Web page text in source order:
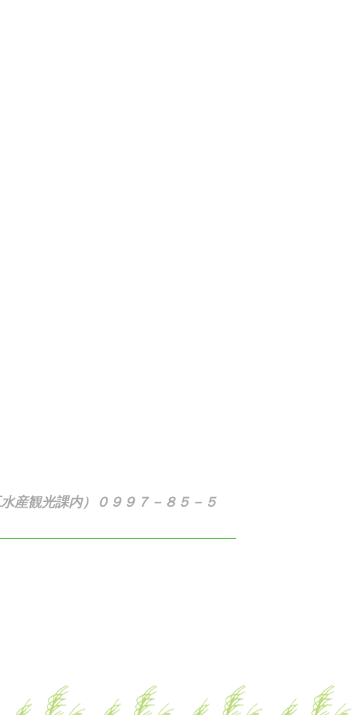
産観光課内）０９９７－８５－５